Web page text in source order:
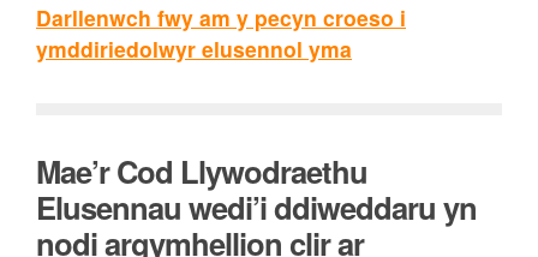
Darllenwch fwy am y pecyn croeso i
ymddiriedolwyr elusennol yma
Mae’r Cod Llywodraethu
Elusennau wedi’i ddiweddaru yn
nodi argymhellion clir ar